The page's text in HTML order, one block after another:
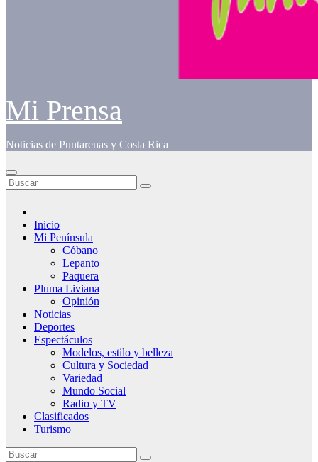
Mi Prensa
Noticias de Puntarenas y Costa Rica
Inicio
Mi Península
Cóbano
Lepanto
Paquera
Pluma Liviana
Opinión
Noticias
Deportes
Espectáculos
Modelos, estilo y belleza
Cultura y Sociedad
Variedad
Mundo Social
Radio y TV
Clasificados
Turismo